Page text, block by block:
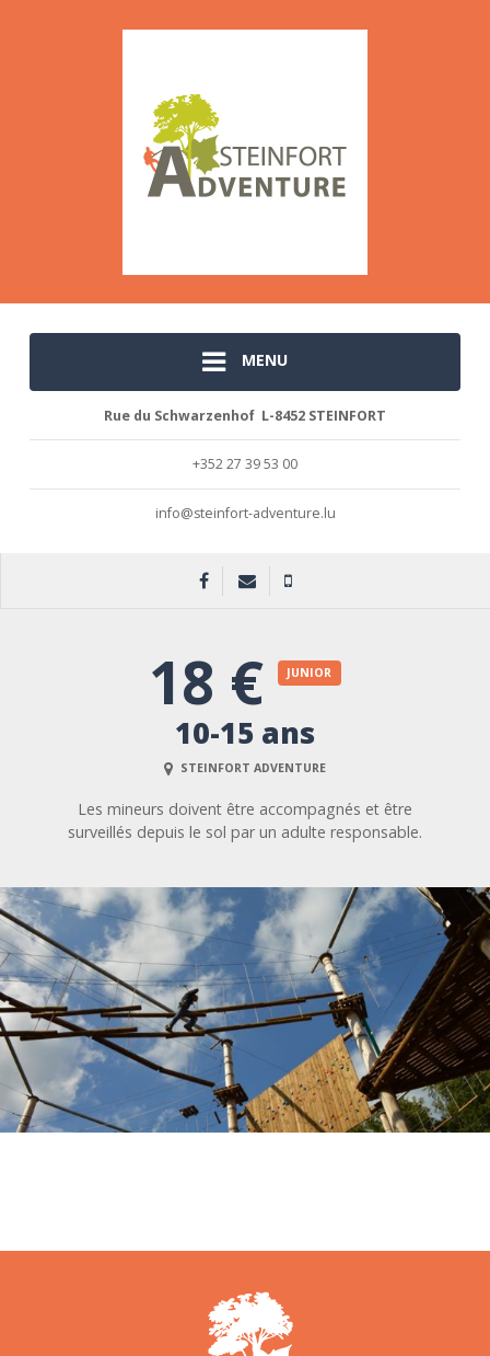
MENU
Rue du Schwarzenhof L-8452 STEINFORT
+352 27 39 53 00
info@steinfort-adventure.lu
18 € JUNIOR
10-15 ans
STEINFORT ADVENTURE
Les mineurs doivent être accompagnés et être
surveillés depuis le sol par un adulte responsable.